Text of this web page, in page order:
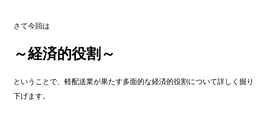
さて今回は
～経済的役割～
ということで、軽配送業が果たす多面的な経済的役割について詳しく掘り
下げます。